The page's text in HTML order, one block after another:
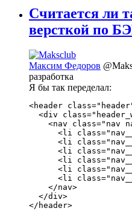
Считается ли
версткой по
Максим Федоров
разработка
Я бы так переделал:
<header
<div
<nav class="nav
<li
<li
<li
<li
<li
<li
    </nav>
  </div>
</header>